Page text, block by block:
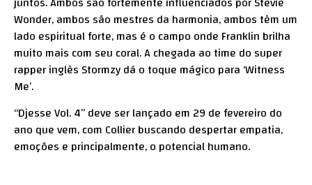
Wonder, ambos são mestres da harmonia, ambos têm um
lado espiritual forte, mas é o campo onde Franklin brilha
muito mais com seu coral. A chegada ao time do super
rapper inglês Stormzy dá o toque mágico para ‘Witness
Me’.
“Djesse Vol. 4” deve ser lançado em 29 de fevereiro do
ano que vem, com Collier buscando despertar empatia,
emoções e principalmente, o potencial humano.